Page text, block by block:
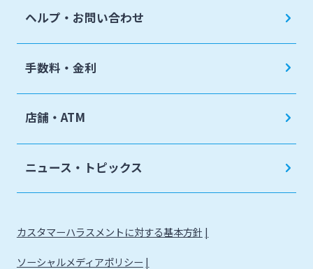
ヘルプ・お問い合わせ
手数料・金利
店舗・ATM
ニュース・トピックス
カスタマーハラスメントに対する基本方針
ソーシャルメディアポリシー